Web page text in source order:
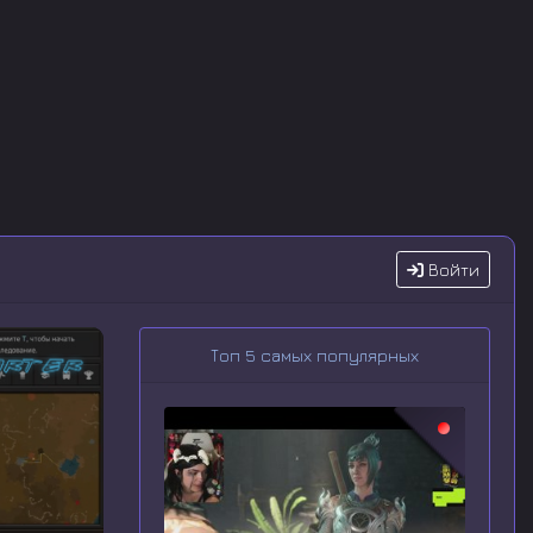
Войти
Топ 5 самых популярных